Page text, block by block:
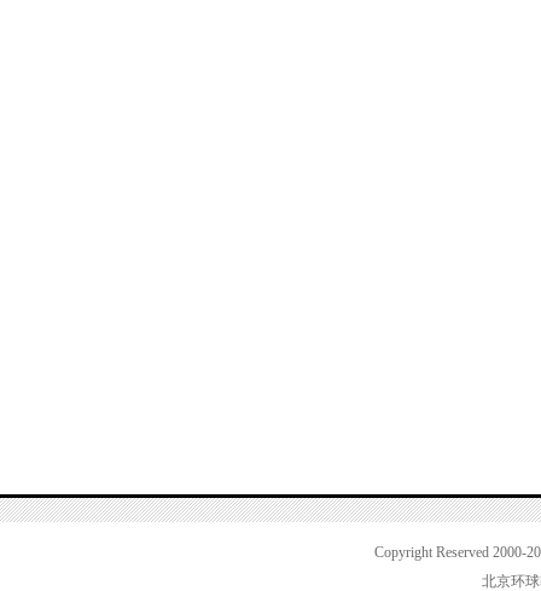
Copyright Reserved 2000-
北京环